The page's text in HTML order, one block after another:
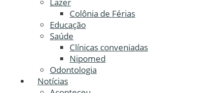
Colônia de Férias
Educação
Saúde
Clínicas conveniadas
Nipomed
Odontologia
Notícias